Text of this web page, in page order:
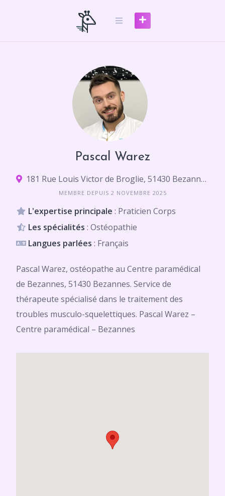
Pascal Warez
181 Rue Louis Victor de Broglie, 51430 Bezannes
MEMBRE DEPUIS 2 NOVEMBRE 2025
L'expertise principale : Praticien Corps
Les spécialités : Ostéopathie
Langues parlées : Français
Pascal Warez, ostéopathe au Centre paramédical
de Bezannes, 51430 Bezannes. Service de
thérapeute spécialisé dans le traitement des
troubles musculo-squelettiques. Pascal Warez –
Centre paramédical – Bezannes